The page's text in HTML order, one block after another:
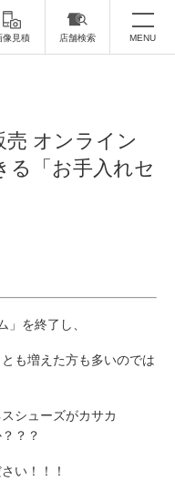
像見積 店舗検索 MENU
の作製
の修理
売 オンライン
る「お手入れセ
を終了し、
も増えた方も多いのでは
シューズがカサカ
？？
い！！！